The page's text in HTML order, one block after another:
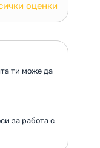
оценки
ти може да
за работа с